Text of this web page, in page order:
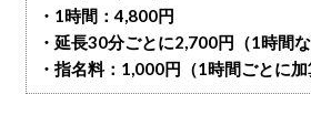
・1時間：4,800円
・延長30分ごとに2,700円（1時間な
・指名料：1,000円（1時間ごとに加